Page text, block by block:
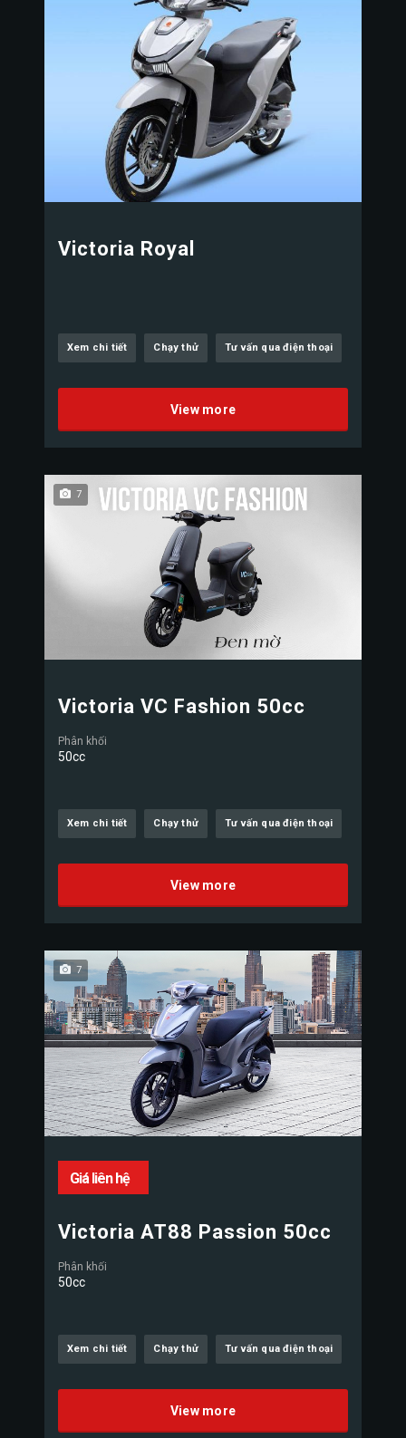
Victoria Royal
Xem chi tiết Chạy thử Tư vấn qua điện thoại
View more
7
Victoria VC Fashion 50cc
Phân khối
50cc
Xem chi tiết Chạy thử Tư vấn qua điện thoại
View more
7
Giá liên hệ
Victoria AT88 Passion 50cc
Phân khối
50cc
Xem chi tiết Chạy thử Tư vấn qua điện thoại
View more